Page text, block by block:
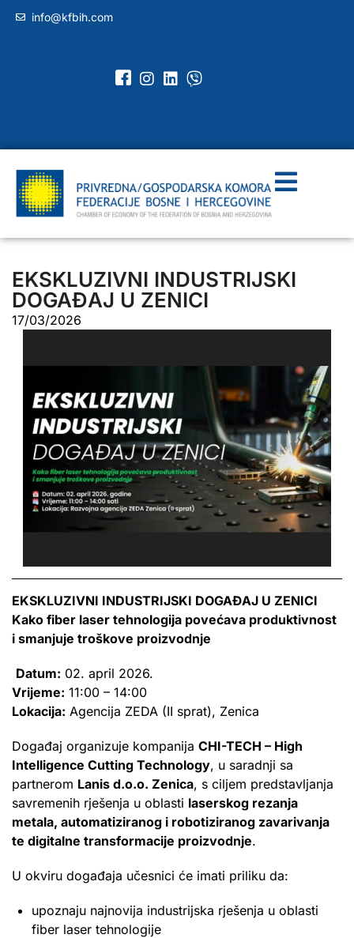
info@kfbih.com
EKSKLUZIVNI INDUSTRIJSKI
DOGAĐAJ U ZENICI
17/03/2026
EKSKLUZIVNI INDUSTRIJSKI DOGAĐAJ U ZENICI
Kako fiber laser tehnologija povećava produktivnost
i smanjuje troškove proizvodnje
Datum: 02. april 2026.
Vrijeme: 11:00 – 14:00
Lokacija: Agencija ZEDA (II sprat), Zenica
Događaj organizuje kompanija CHI-TECH – High
Intelligence Cutting Technology, u saradnji sa
partnerom Lanis d.o.o. Zenica, s ciljem predstavljanja
savremenih rješenja u oblasti laserskog rezanja
metala, automatiziranog i robotiziranog zavarivanja
te digitalne transformacije proizvodnje.
U okviru događaja učesnici će imati priliku da:
upoznaju najnovija industrijska rješenja u oblasti
fiber laser tehnologije